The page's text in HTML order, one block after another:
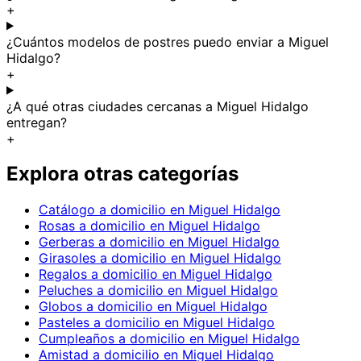
+
¿Cuántos modelos de postres puedo enviar a Miguel
Hidalgo?
+
¿A qué otras ciudades cercanas a Miguel Hidalgo
entregan?
+
Explora otras categorías
Catálogo a domicilio en Miguel Hidalgo
Rosas a domicilio en Miguel Hidalgo
Gerberas a domicilio en Miguel Hidalgo
Girasoles a domicilio en Miguel Hidalgo
Regalos a domicilio en Miguel Hidalgo
Peluches a domicilio en Miguel Hidalgo
Globos a domicilio en Miguel Hidalgo
Pasteles a domicilio en Miguel Hidalgo
Cumpleaños a domicilio en Miguel Hidalgo
Amistad a domicilio en Miguel Hidalgo